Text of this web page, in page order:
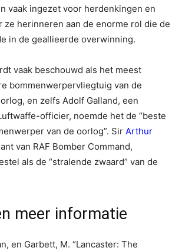
vaak ingezet voor herdenkingen en
ze herinneren aan de enorme rol die de
in de geallieerde overwinning.
vaak beschouwd als het meest
bommenwerpervliegtuig van de
en zelfs Adolf Galland, een
officier, noemde het de “beste
van de oorlog”. Sir Arthur
van RAF Bomber Command,
als de “stralende zwaard” van de
meer informatie
en Garbett, M. “Lancaster: The